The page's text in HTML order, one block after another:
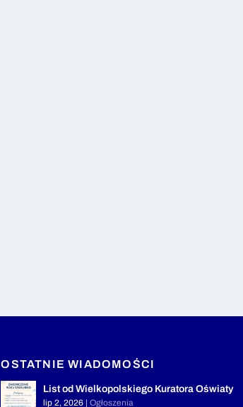
OSTATNIE WIADOMOŚCI
List od Wielkopolskiego Kuratora Oświaty
lip 2, 2026 |Ogłoszenia